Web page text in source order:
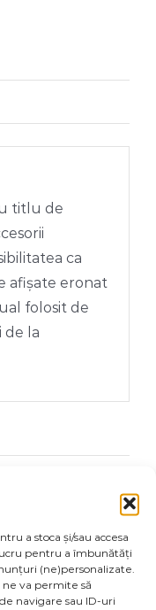
a stoca și/sau accesa
pentru a îmbunătăți
(ne)personalizate.
va permite să
navigare sau ID-uri
titlu de
ca
afișate eronat
folosit de
de la
Email This
Product